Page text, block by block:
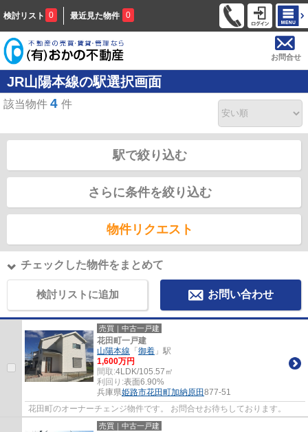
検討リスト 0 最近見た物件 0
お問合せ
JR山陽本線の駅選択画面
該当物件 4 件
駅で絞り込む
さらに条件を絞り込む
物件リクエスト
チェックした物件をまとめて
検討リストに追加 お問い合わせ
売買｜中古一戸建
花田町一戸建
山陽本線 「御着 」駅
1,600万円
間取:4LDK/105.57㎡
利回り:表面6.90%
兵庫県姫路市花田町加納原田877-51
花田町のオーナーチェンジ物件です。 お問合せお待ちしております。
売買｜中古一戸建